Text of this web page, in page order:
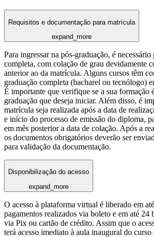
Requisitos e documentação para matrícula
expand_more
Para ingressar na pós-graduação, é
completa, com colação de grau devidamente
anterior ao da matrícula. Alguns cursos têm
graduação completa (bacharel ou tecnólogo)
É importante que verifique se a sua formação
graduação que deseja iniciar. Além disso, é
matrícula seja realizada após a data de
e início do processo de emissão do diploma,
em mês posterior a data de colação. Após a
os documentos obrigatórios deverão ser
para validação da documentação.
Disponibilização do acesso
expand_more
O acesso à plataforma virtual é liberado em
pagamentos realizados via boleto e em até 24
via Pix ou cartão de crédito. Assim que o
terá acesso imediato à aula inaugural do curso